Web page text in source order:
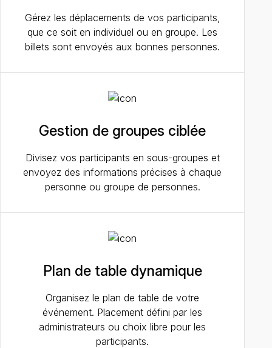
Gérez les déplacements de vos participants,
que ce soit en individuel ou en groupe. Les
billets sont envoyés aux bonnes personnes.
Gestion de groupes ciblée
Divisez vos participants en sous-groupes et
envoyez des informations précises à chaque
personne ou groupe de personnes.
Plan de table dynamique
Organisez le plan de table de votre
événement. Placement défini par les
administrateurs ou choix libre pour les
participants.